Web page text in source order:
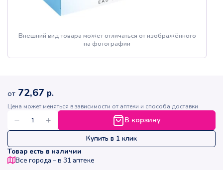
Внешний вид товара может отличаться от изображённого
на фотографии
от 72,67 р.
Цена может меняться в зависимости от аптеки и способа доставки
В корзину
Купить в 1 клик
Товар есть в наличии
Все города – в 31 аптеке